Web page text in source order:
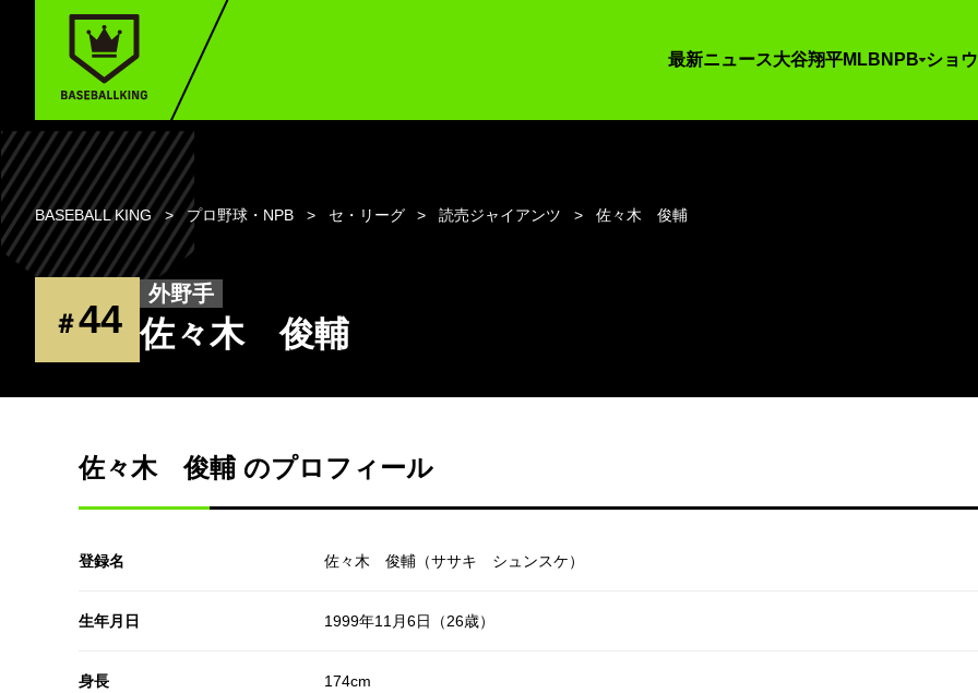
最新ニュース大谷翔平MLB NPB ショ
BASEBALL KING プロ野球・NPB セ・リーグ 読売ジャイアンツ 佐々木 俊輔
＃44
外野手
佐々木 俊輔
佐々木 俊輔 のプロフィール
登録名 佐々木 俊輔（ササキ シュンスケ）
生年月日 1999年11月6日（26歳）
身長 174cm